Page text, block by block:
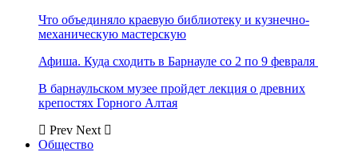
Что объединяло краевую библиотеку и кузнечно-
механическую мастерскую
Афиша. Куда сходить в Барнауле со 2 по 9 февраля
В барнаульском музее пройдет лекция о древних
крепостях Горного Алтая
Prev Next
Общество